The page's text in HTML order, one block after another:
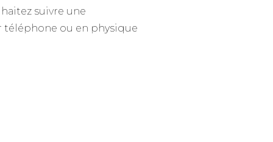
suivre une
téléphone ou en physique